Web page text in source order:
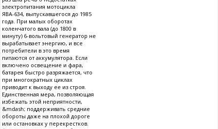
электропитания мотоцикла
ЯВА-634, выпускавшегося до 1985
года. При малых оборотах
коленчатого вала (до 1800 в
минуту) 6-вольтовый генератор не
вырабатывает энергию, и все
потребители в это время
питаются от аккумулятора. Если
включено освещение и фара,
батарея быстро разряжается, что
при многократных циклах
приводит к выходу ее из строя.
Единственная мера, позволяющая
избежать этой неприятности,
&mdash; поддерживать средние
обороты даже на плохой дороге
или остановках у перекрестков.